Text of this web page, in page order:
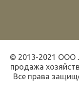
© 2013-2021 ООО
продажа
Все права